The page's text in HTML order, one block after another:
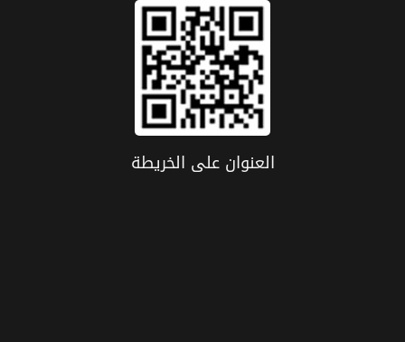
العنوان علی الخریطة